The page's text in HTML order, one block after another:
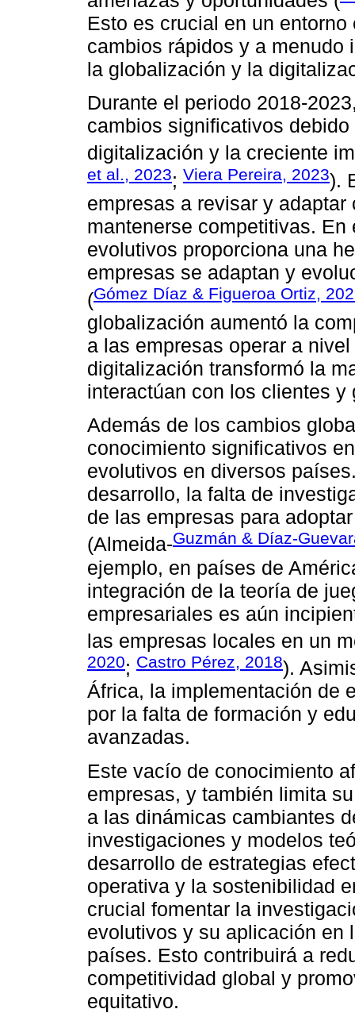
Esto es crucial en un
cambios rápidos y a menudo
la globalización y la
Durante el periodo 2018-
cambios significativos
digitalización y la creciente
et al., 2023; Viera Pereira, 2023).
empresas a revisar y
mantenerse competitivas.
evolutivos proporciona una
empresas se adaptan y
(Gómez Díaz & Figueroa Ortiz,
globalización aumentó la
a las empresas operar a
digitalización transformó la
interactúan con los clientes
Además de los cambios
conocimiento significativos
evolutivos en diversos
desarrollo, la falta de
de las empresas para
(Almeida-Guzmán & Díaz-
ejemplo, en países de
integración de la teoría de
empresariales es aún
las empresas locales en un
2020; Castro Pérez, 2018).
África, la implementación de
por la falta de formación y
avanzadas.
Este vacío de conocimiento
empresas, y también limita
a las dinámicas cambiantes
investigaciones y modelos
desarrollo de estrategias
operativa y la sostenibilidad
crucial fomentar la
evolutivos y su aplicación en
países. Esto contribuirá a
competitividad global y
equitativo.